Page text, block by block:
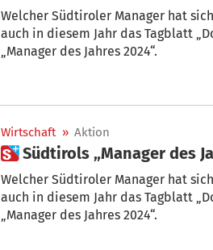
Welcher Südtiroler Manager hat
auch in diesem Jahr das Tagblatt „Dolomiten“
„Manager des Jahres 2024“.
Wirtschaft » Aktion
 Südtirols „Manager des
Welcher Südtiroler Manager hat
auch in diesem Jahr das Tagblatt „Dolomiten“
„Manager des Jahres 2024“.